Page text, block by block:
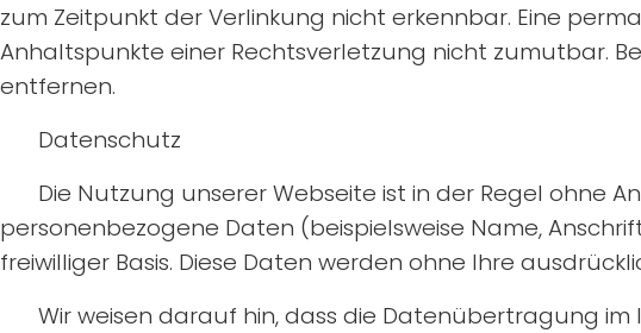
zum Zeitpunkt der Verlinkung nicht erkennbar. Eine
Anhaltspunkte einer Rechtsverletzung nicht zumutbar.
entfernen.
Datenschutz
Die Nutzung unserer Webseite ist in der Regel ohne
personenbezogene Daten (beispielsweise Name,
freiwilliger Basis. Diese Daten werden ohne Ihre
Wir weisen darauf hin, dass die Datenübertragung im